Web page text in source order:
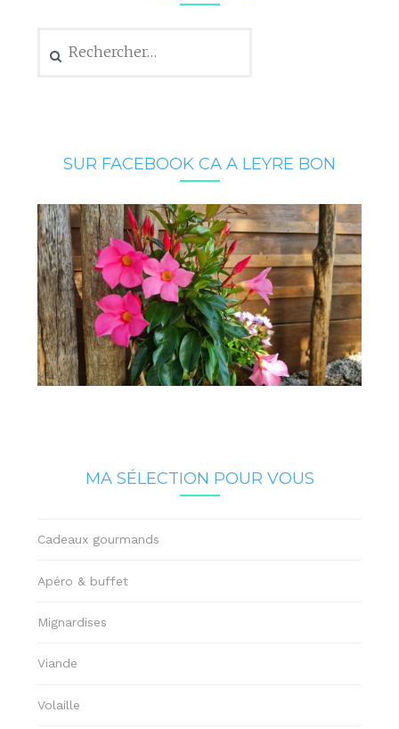
SUR FACEBOOK CA A LEYRE BON
MA SÉLECTION POUR VOUS
Cadeaux gourmands
Apéro & buffet
Mignardises
Viande
Volaille